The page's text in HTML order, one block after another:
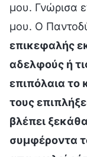
μου. Γνώρισα
μου. Ο
επικεφαλής
αδελφούς ή
επιπόλαια το
τους
βλέπει
συμφέροντα